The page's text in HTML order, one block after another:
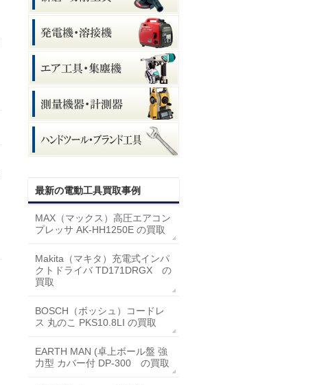
最新の電動工具買取事例
MAX（マックス）高圧エアコン
プレッサ AK-HH1250E の買取
Makita（マキタ）充電式インパ
クトドライバ TD171DRGX の
買取
BOSCH（ボッシュ）コードレ
ス 丸のこ PKS10.8LI の買取
EARTH MAN (卓上ボール盤 強
力型 カバー付 DP-300 の買取